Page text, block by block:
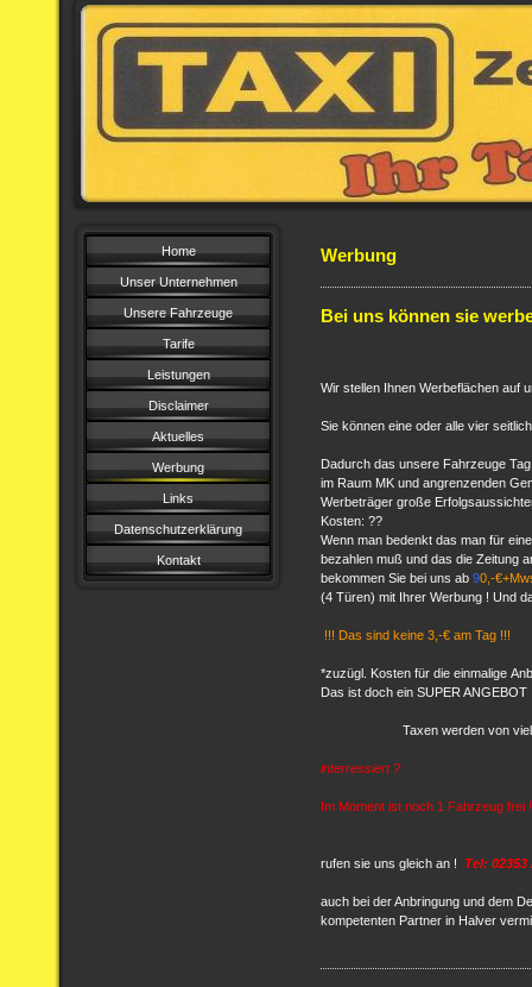
Home
Unser Unternehmen
Unsere Fahrzeuge
Tarife
Leistungen
Disclaimer
Aktuelles
Werbung
Links
Datenschutzerklärung
Kontakt
Werbung
Bei uns können sie
Wir stellen Ihnen Werbeflächen auf
Sie können eine oder alle vier
Dadurch das unsere Fahrzeuge
im Raum MK und angrenzenden
Werbeträger große
Kosten: ??
Wenn man bedenkt das man für
bezahlen muß und das die Zeitung
bekommen Sie bei uns ab 90,-
(4 Türen) mit Ihrer Werbung ! Und
!!! Das sind keine 3,-€ am Tag !!!
*zuzügl. Kosten für die einmalige
Das ist doch ein SUPER
Taxen werden von
interressiert ?
Im Moment ist noch 1 Fahrzeug frei !
rufen sie uns gleich an ! Tel: 02353
auch bei der Anbringung und dem
kompetenten Partner in Halver